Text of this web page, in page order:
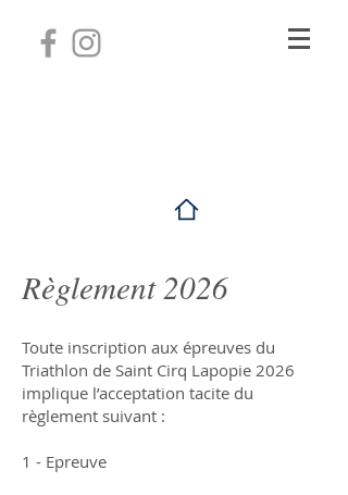
Règlement 2026
Toute inscription aux épreuves du
Triathlon de Saint Cirq Lapopie 2026
implique l’acceptation tacite du
règlement suivant :
1 - Epreuve